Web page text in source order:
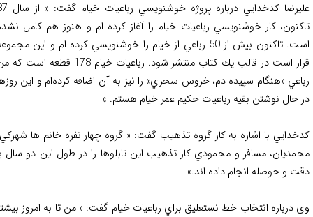
عليرضا كدخدايي درباره پروژه خوشنويسي رباعيات خيام گفت: « از سال 87
كار خوشنويسي رباعيات خيام را آغاز كرده ام و هنوز هم كامل نشده
است. تاكنون بيش از 50 رباعي از خيام را خوشنويسي كرده ام و اين مجموعه
قرار است در قالب يك كتاب منتشر شود. رباعيات خيام 178 قطعه است كه من
«هنگام سپيده دم، خروس سحري» را نيز به آن اضافه كرده‌ام و اين روزها
حال نوشتن بقيه رباعيات حكيم عمر خيام هستم. »
با اشاره به كار گروه تذهيب گفت: « گروه چهار نفره خانم ها شهركي،
مسافر و محمودي كار تذهيب اين تابلوها را در طول اين دو سال با
و حوصله انجام داده اند.»
درباره انتخاب خط نستعليق براي رباعيات خيام گفت: « من تا به امروز بیشتر